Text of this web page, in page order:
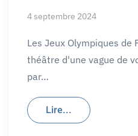
4 septembre 2024
Les Jeux Olympiques
théâtre d'une vague de
par…
Lire...